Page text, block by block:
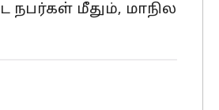
மீதும், மாநில